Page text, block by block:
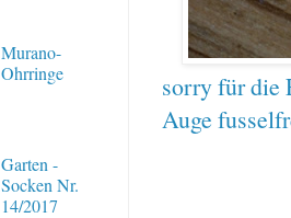
sorry für die
Auge
Murano-
Ohrringe
Garten -
Socken Nr.
14/2017